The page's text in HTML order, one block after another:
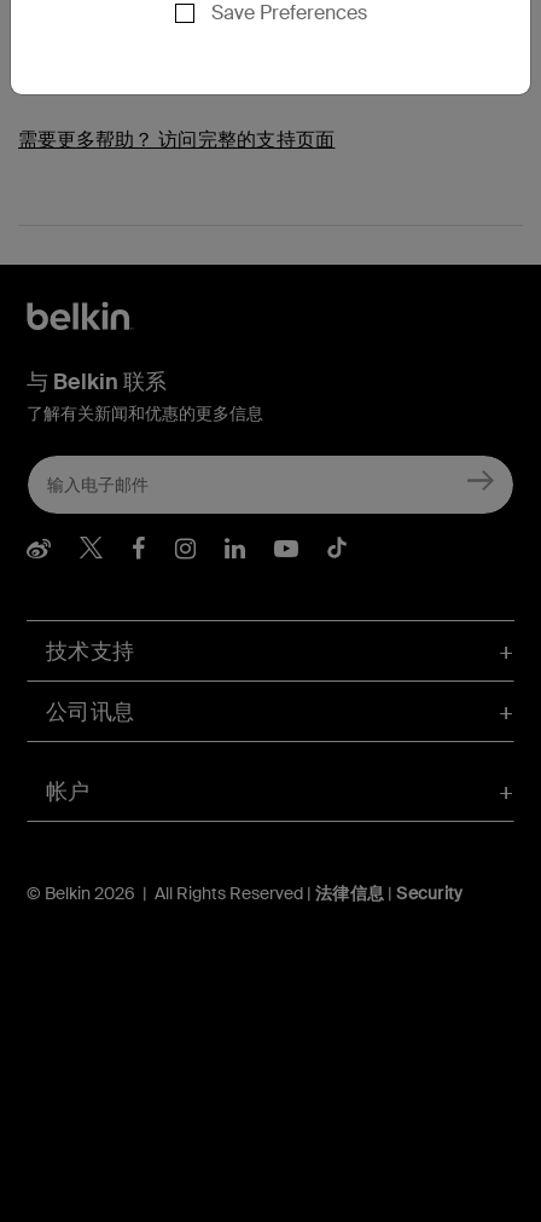
Save Preferences
需要更多帮助？ 访问完整的支持页面
帐户
技术支持
公司讯息
© Belkin 2026 | All Rights Reserved | 法律信息 |Security
与 Belkin 联系
了解有关新闻和优惠的更多信息
Belkin Weibo
Belkin Twitter
Belkin Facebook
Belkin Instagram
Belkin LInkedIn
Belkin Youtube
Belkin